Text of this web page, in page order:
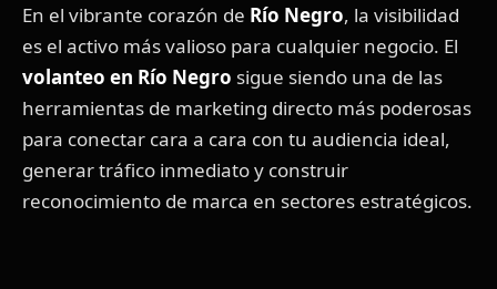
En el vibrante corazón de Río Negro, la visibilidad
es el activo más valioso para cualquier negocio. El
volanteo en Río Negro sigue siendo una de las
herramientas de marketing directo más poderosas
para conectar cara a cara con tu audiencia ideal,
generar tráfico inmediato y construir
reconocimiento de marca en sectores estratégicos.